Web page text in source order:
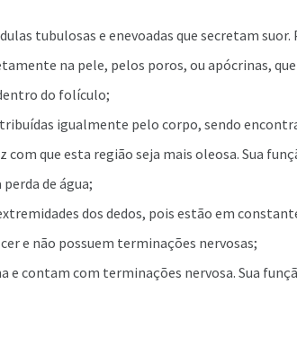
tubulosas e enevoadas que secretam suor.
na pele, pelos poros, ou apócrinas,
do folículo;
igualmente pelo corpo, sendo
que esta região seja mais oleosa. Sua
de água;
dos dedos, pois estão em
e não possuem terminações nervosas;
e contam com terminações nervosa. Sua